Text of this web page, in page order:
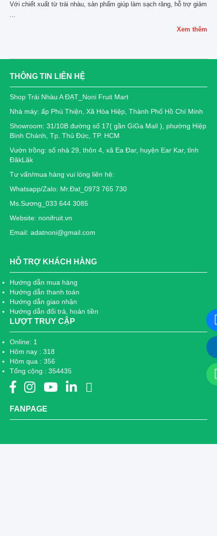
Với chiết xuất từ trái nhàu, sản phẩm giúp làm sạch răng, hỗ trợ giảm
...
Xem thêm
THÔNG TIN LIÊN HỆ
Shop Trái Nhàu A ĐẠT_Noni Fruit Mart
Nhà máy: ấp Phú Thiện, Xã Hòa Hiệp, Thành Phố Hồ Chí Minh
Showroom: 31/10B đường số 17( gần GiGa Mall ), phường Hiệp
Bình Chánh, Tp. Thủ Đức, TP. HCM
Vườn trồng: số nhà 29, thôn 4, xã Ea Đar, huyện Ear Kar, tỉnh
ĐăkLăk
Tư vấn/mua hàng vui lòng liên hệ:
Whatsapp/Zalo: Mr.Đat_0973 765 730
Ms.Sương_033 644 3085
Website: nonifruit.vn
Email: adatnoni@gmail.com
HỖ TRỢ KHÁCH HÀNG
Hướng dẫn mua hàng
Hướng dẫn thanh toán
Hướng dẫn giao nhận
Hướng dẫn đổi trả, hoàn tiền
LƯỢT TRUY CẬP
Online: 1
Hôm nay : 318
Hôm qua : 356
Tổng cộng : 354435
FANPAGE